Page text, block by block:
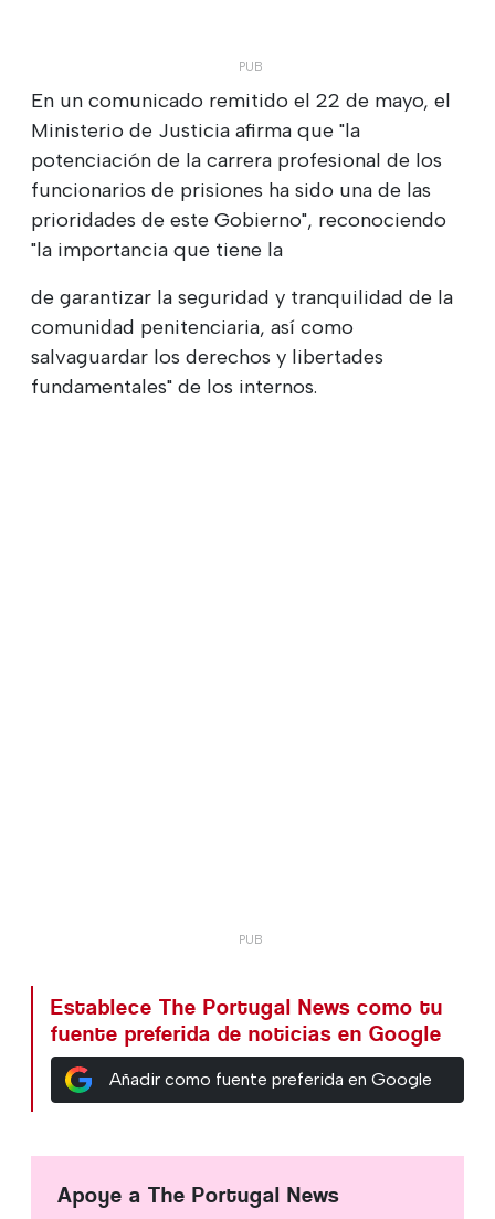
En un comunicado remitido el 22 de mayo, el
Ministerio de Justicia afirma que "la
potenciación de la carrera profesional de los
funcionarios de prisiones ha sido una de las
prioridades de este Gobierno", reconociendo
"la importancia que tiene la
de garantizar la seguridad y tranquilidad de la
comunidad penitenciaria, así como
salvaguardar los derechos y libertades
fundamentales" de los internos.
Establece The Portugal News como tu
fuente preferida de noticias en Google
Añadir como fuente preferida en Google
Apoye a The Portugal News